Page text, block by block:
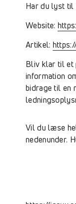
Har du lyst til
Website:
Artikel:
Bliv klar til et
information
bidrage til en
Vil du læse
nedenunder.